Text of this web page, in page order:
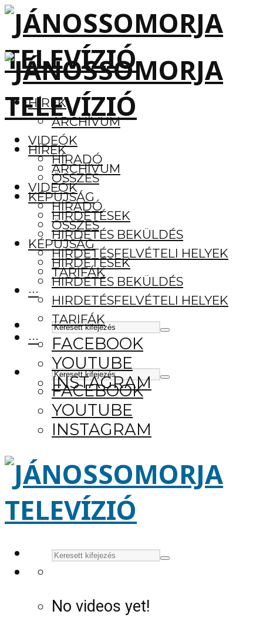
HÍREK
ARCHÍVUM
VIDEÓK
HÍRADÓ
ÖSSZES
KÉPÚJSÁG
HIRDETÉSEK
HIRDETÉS BEKÜLDÉS
HIRDETÉSFELVÉTELI HELYEK
TARIFÁK
···
FACEBOOK
YOUTUBE
INSTAGRAM
HÍREK
ARCHÍVUM
VIDEÓK
HÍRADÓ
ÖSSZES
KÉPÚJSÁG
HIRDETÉSEK
HIRDETÉS BEKÜLDÉS
HIRDETÉSFELVÉTELI HELYEK
TARIFÁK
···
FACEBOOK
YOUTUBE
INSTAGRAM
No videos yet!